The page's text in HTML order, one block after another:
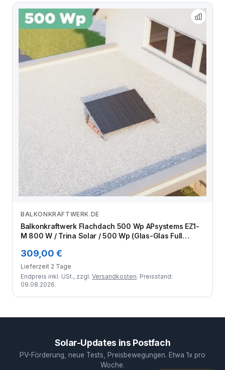
Zum Angebot
BALKONKRAFTWERK.DE
Balkonkraftwerk Flachdach 500 Wp APsystems EZ1-
M 800 W / Trina Solar / 500 Wp (Glas-Glas Full
309,00 €
Lieferzeit 2 Tage
Endpreis inkl. USt., zzgl. Versandkosten. Preisstand:
09.08.2026.
Solar-Updates ins Postfach
PV-Förderung, neue Tests, Preisbewegungen. Etwa 1x pro
Woche.